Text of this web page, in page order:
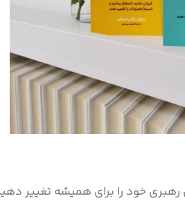
خود را برای همیشه تغییر